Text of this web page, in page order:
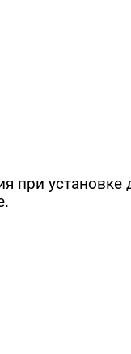
при установке